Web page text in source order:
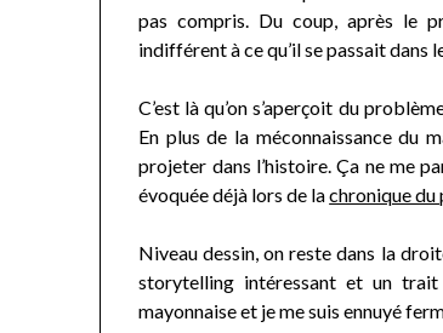
pas compris. Du coup, après le
indifférent à ce qu’il se passait dans
C’est là qu’on s’aperçoit du
En plus de la méconnaissance du
projeter dans l’histoire. Ça ne me
évoquée déjà lors de lachronique du
Niveau dessin, on reste dans la
storytelling intéressant et un
mayonnaise et je me suis ennuyé